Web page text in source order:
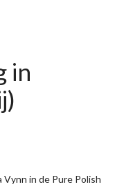
in
in de Pure Polish